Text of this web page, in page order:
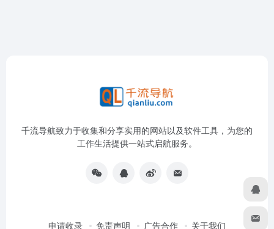
千流导航致力于收集和分享实用的网站以及软件工具，为您的
工作生活提供一站式启航服务。
申请收录 免责声明 广告合作 关于我们